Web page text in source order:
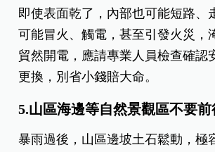
即使表面乾了，內部也可能短路、
可能冒火、觸電，甚至引發火災，
貿然開電，應請專業人員檢查確認
更換，別省小錢賠大命。
5.山區海邊等自然景觀區不要前
暴雨過後，山區邊坡土石鬆動，極